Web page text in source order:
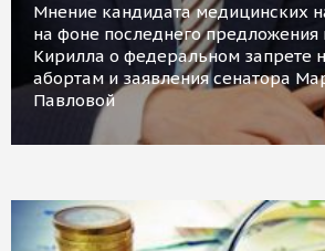
Мнение кандидата медицинских
на фоне последнего
Кирилла о федеральном запрете
абортам и заявления сенатора
Павловой